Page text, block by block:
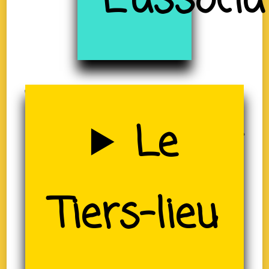
Uzerche
(19)
Le
Tiers-lieu